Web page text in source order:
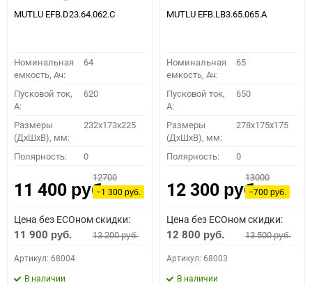
MUTLU EFB.D23.64.062.C
Номинальная
емкость, Ач:
64
Пусковой ток,
A:
620
Размеры
(ДхШхВ), мм:
232x173x225
Полярность: 0
11 400 руб.
12700
−1 300руб.
Цена без ECOном скидки:
11 900 руб. 13 200руб.
Артикул: 68004
В наличии
MUTLU EFB.LB3.65.065.A
Номинальная
емкость, Ач:
65
Пусковой ток,
A:
650
Размеры
(ДхШхВ), мм:
278х175х175
Полярность: 0
12 300 руб.
13000
−700руб.
Цена без ECOном скидки:
12 800 руб. 13 500руб.
Артикул: 68003
В наличии